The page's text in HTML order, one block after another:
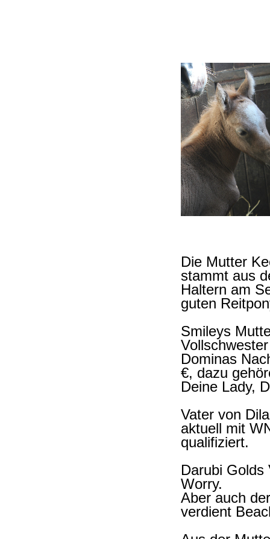
Die Mutter
stammt aus
Haltern am
guten
Smileys
Dominas
€, dazu
Deine Lady,
Vater von
aktuell mit
qualifiziert.
Darubi Golds
Worry.
Aber auch
verdient